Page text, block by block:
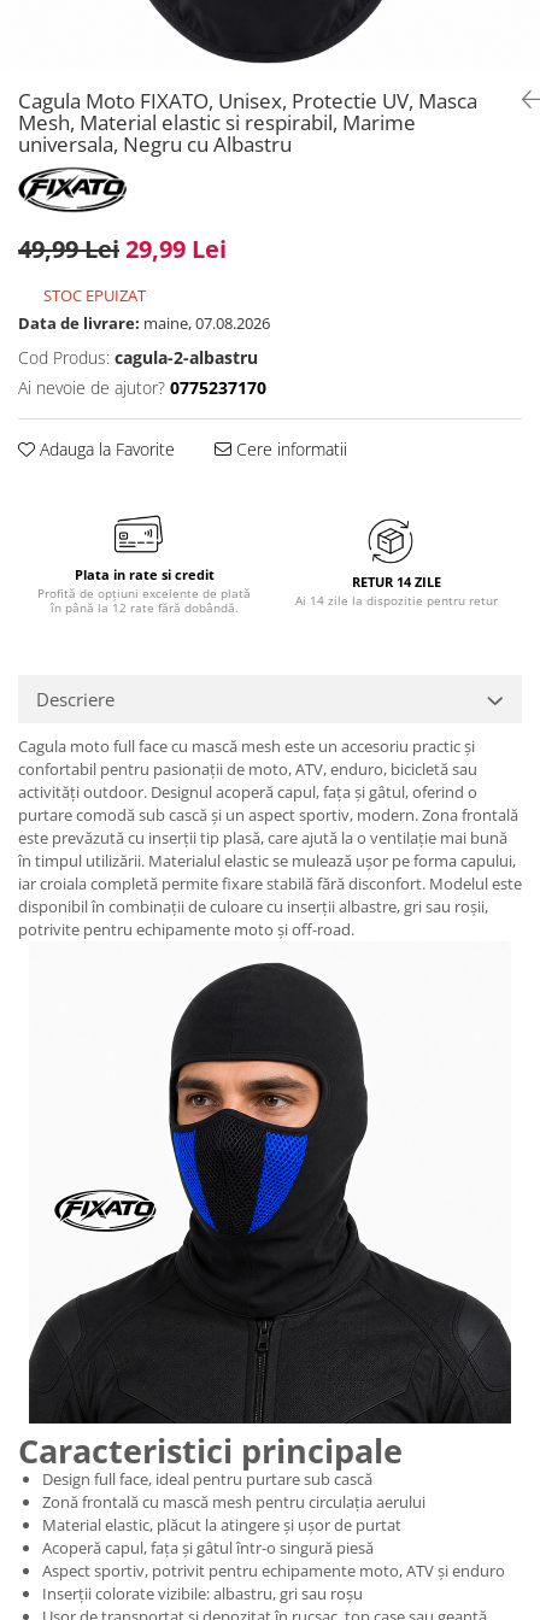
Cagula Moto FIXATO, Unisex, Protectie UV, Masca
Mesh, Material elastic si respirabil, Marime
universala, Negru cu Albastru
49,99 Lei29,99 Lei
STOC EPUIZAT
Data de livrare: maine, 07.08.2026
Cod Produs: cagula-2-albastru
Ai nevoie de ajutor? 0775237170
Adauga la Favorite Cere informatii
Plata in rate si credit
Profită de opțiuni excelente de plată
în până la 12 rate fără dobândă.
RETUR 14 ZILE
Ai 14 zile la dispozitie pentru retur
Descriere
Cagula moto full face cu mască mesh este un accesoriu practic și
confortabil pentru pasionații de moto, ATV, enduro, bicicletă sau
activități outdoor. Designul acoperă capul, fața și gâtul, oferind o
purtare comodă sub cască și un aspect sportiv, modern. Zona frontală
este prevăzută cu inserții tip plasă, care ajută la o ventilație mai bună
în timpul utilizării. Materialul elastic se mulează ușor pe forma capului,
iar croiala completă permite fixare stabilă fără disconfort. Modelul este
disponibil în combinații de culoare cu inserții albastre, gri sau roșii,
potrivite pentru echipamente moto și off-road.
Caracteristici principale
Design full face, ideal pentru purtare sub cască
Zonă frontală cu mască mesh pentru circulația aerului
Material elastic, plăcut la atingere și ușor de purtat
Acoperă capul, fața și gâtul într-o singură piesă
Aspect sportiv, potrivit pentru echipamente moto, ATV și enduro
Inserții colorate vizibile: albastru, gri sau roșu